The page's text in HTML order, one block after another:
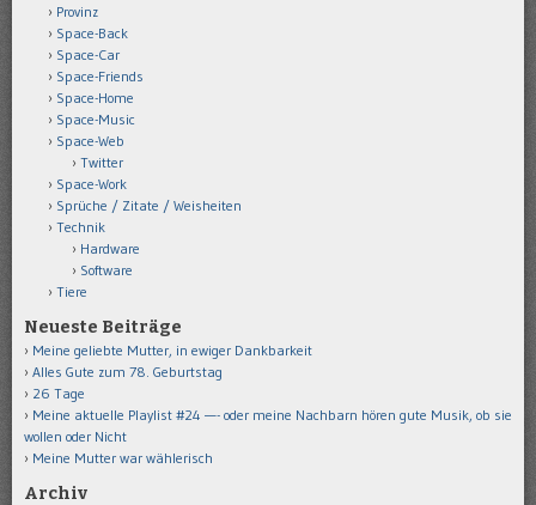
Provinz
Space-Back
Space-Car
Space-Friends
Space-Home
Space-Music
Space-Web
Twitter
Space-Work
Sprüche / Zitate / Weisheiten
Technik
Hardware
Software
Tiere
Neueste Beiträge
Meine geliebte Mutter, in ewiger Dankbarkeit
Alles Gute zum 78. Geburtstag
26 Tage
Meine aktuelle Playlist #24 —- oder meine Nachbarn hören gute Musik, ob sie
wollen oder Nicht
Meine Mutter war wählerisch
Archiv